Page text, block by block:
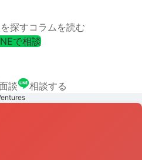
探すコラムを読む
で相談
談 相談する